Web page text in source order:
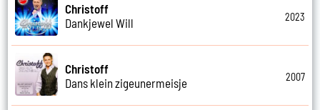
Christoff
Dankjewel Will
2023
Christoff
Dans klein zigeunermeisje
2007